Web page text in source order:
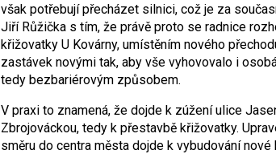
však potřebují přecházet silnici, což je za
Jiří Růžička s tím, že právě proto se radnice
křižovatky U Kovárny, umístěním nového
zastávek novými tak, aby vše vyhovovalo i
tedy bezbariérovým způsobem.
V praxi to znamená, že dojde k zúžení ulice
Zbrojováckou, tedy k přestavbě křižovatky.
směru do centra města dojde k vybudování